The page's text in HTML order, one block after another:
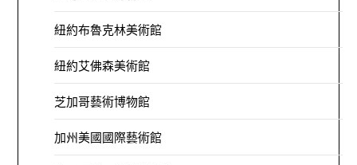
紐約布魯克林美術館
紐約艾佛森美術館
芝加哥藝術博物館
加州美國國際藝術館